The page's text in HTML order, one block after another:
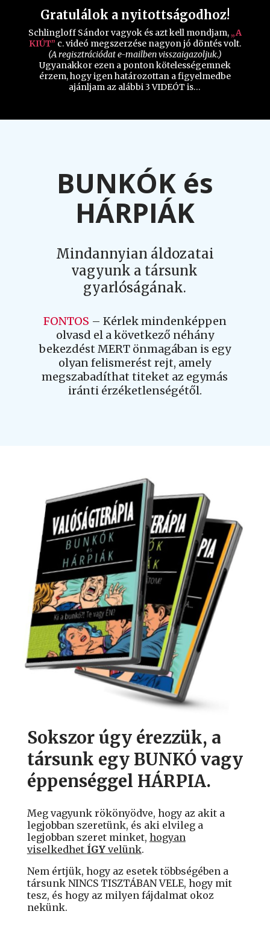
Gratulálok a nyitottságodhoz!
Schlingloff Sándor vagyok és azt kell mondjam, „A
KIÚT” c. videó megszerzése nagyon jó döntés volt.
(A regisztrációdat e-mailben visszaigazoljuk.)
Ugyanakkor ezen a ponton kötelességemnek
érzem, hogy igen határozottan a figyelmedbe
ajánljam az alábbi 3 VIDEÓT is…
BUNKÓK és
HÁRPIÁK
Mindannyian áldozatai
vagyunk a társunk
gyarlóságának.
FONTOS – Kérlek mindenképpen
olvasd el a következő néhány
bekezdést MERT önmagában is egy
olyan felismerést rejt, amely
megszabadíthat titeket az egymás
iránti érzéketlenségétől.
Sokszor úgy érezzük, a
társunk egy BUNKÓ vagy
éppenséggel HÁRPIA.
Meg vagyunk rökönyödve, hogy az akit a
legjobban szeretünk, és aki elvileg a
legjobban szeret minket, hogyan
viselkedhet ÍGYvelünk.
Nem értjük, hogy az esetek többségében a
társunk NINCS TISZTÁBAN VELE, hogy mit
tesz, és hogy az milyen fájdalmat okoz
nekünk.